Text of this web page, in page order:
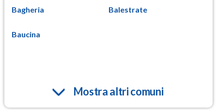
Bagheria Balestrate
Baucina
Mostra altri comuni